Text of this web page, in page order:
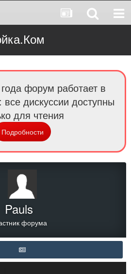
форум работает в
дискуссии доступны
для чтения
Подробности
Pauls
форума